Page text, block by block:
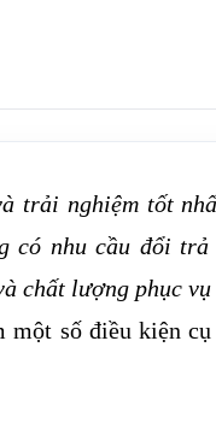
trải nghiệm tốt
có nhu cầu đổi
chất lượng phục
một số điều kiện